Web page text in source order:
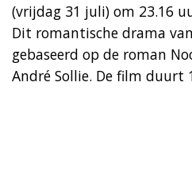
(vrijdag 31 juli) om 23.16
Dit romantische drama van
gebaseerd op de roman
André Sollie. De film duurt